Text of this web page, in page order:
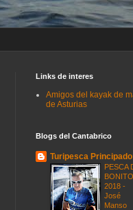
Links de interes
Amigos del kayak de
de Asturias
Blogs del Cantabrico
Turipesca Principado
PESCA
BONITO
2018 -
José
Manso